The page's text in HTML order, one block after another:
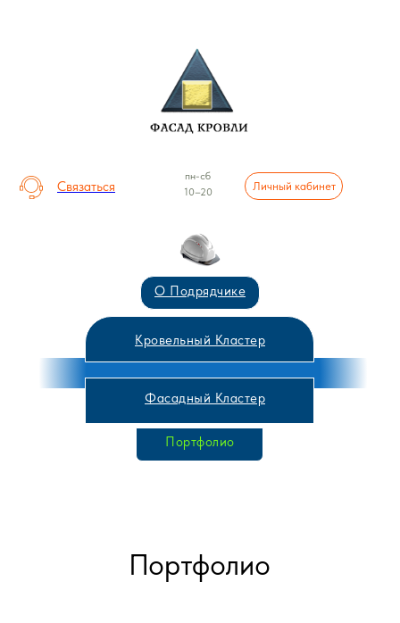
Связаться Личный кабинет
пн-сб
10–20
О Подрядчике
Фасадный Кластер
Кровельный Кластер
Портфолио
Портфолио